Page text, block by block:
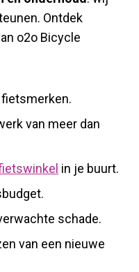
Ontdek
o2o Bicycle
van meer dan
in je buurt.
schade.
van een nieuwe